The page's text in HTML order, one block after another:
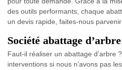
des outils performants, chaque
un devis rapide, faites-nous
Société abattage
Faut-il réaliser un abattage d’arbre
interventions si nous n’avons pas